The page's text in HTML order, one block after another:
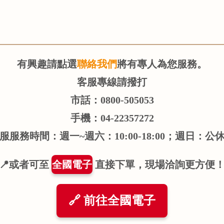
有興趣請點選聯絡我們將有專人為您服務。
客服專線請撥打
市話：0800-505053
手機：04-22357272
服務時間：週一~週六：10:00-18:00；週日：公
或者可至 全國電子 直接下單，現場洽詢更方便
🔗 前往全國電子